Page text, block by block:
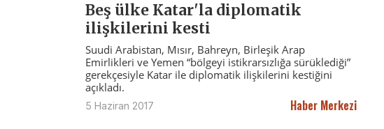
Beş ülke Katar'la diplomatik
ilişkilerini kesti
Suudi Arabistan, Mısır, Bahreyn, Birleşik Arap
Emirlikleri ve Yemen “bölgeyi istikrarsızlığa sürüklediği”
gerekçesiyle Katar ile diplomatik ilişkilerini kestiğini
açıkladı.
5 Haziran 2017 Haber Merkezi